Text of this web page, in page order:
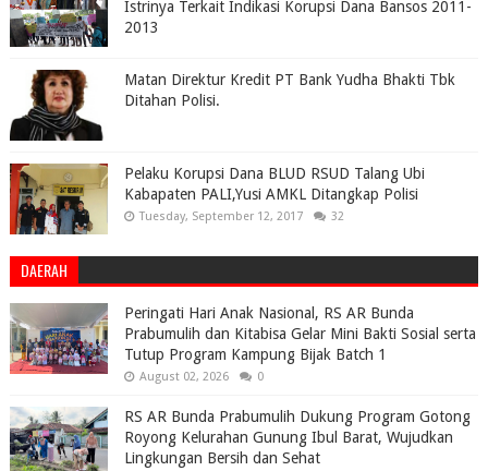
Istrinya Terkait Indikasi Korupsi Dana Bansos 2011-
2013
Matan Direktur Kredit PT Bank Yudha Bhakti Tbk
Ditahan Polisi.
Pelaku Korupsi Dana BLUD RSUD Talang Ubi
Kabapaten PALI,Yusi AMKL Ditangkap Polisi
Tuesday, September 12, 2017 32
DAERAH
Peringati Hari Anak Nasional, RS AR Bunda
Prabumulih dan Kitabisa Gelar Mini Bakti Sosial serta
Tutup Program Kampung Bijak Batch 1
August 02, 2026 0
RS AR Bunda Prabumulih Dukung Program Gotong
Royong Kelurahan Gunung Ibul Barat, Wujudkan
Lingkungan Bersih dan Sehat